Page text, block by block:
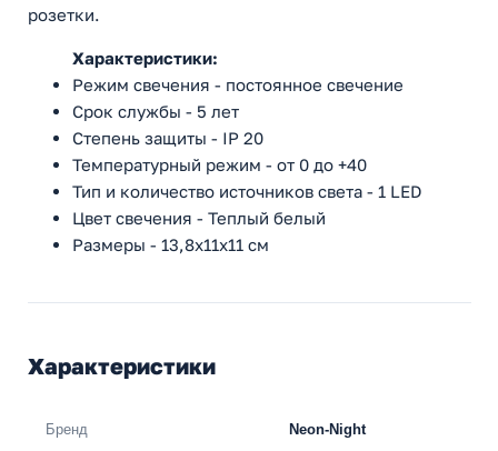
розетки.
Характеристики:
Режим свечения - постоянное свечение
Срок службы - 5 лет
Степень защиты - IP 20
Температурный режим - от 0 до +40
Тип и количество источников света - 1 LED
Цвет свечения - Теплый белый
Размеры - 13,8x11x11 см
Характеристики
Бренд Neon-Night